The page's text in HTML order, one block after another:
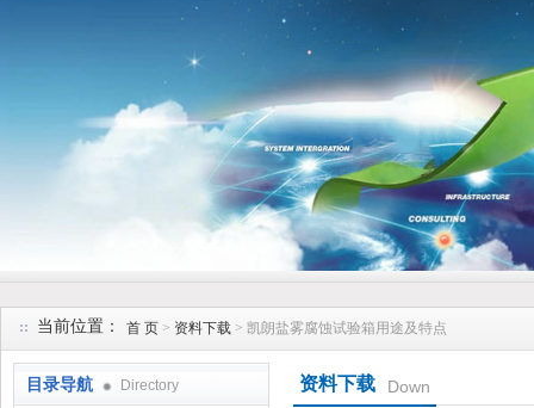
当前位置： 首 页 > 资料下载 > 凯朗盐雾腐蚀试验箱用途及特点
目录导航 Directory 资料下载 Down